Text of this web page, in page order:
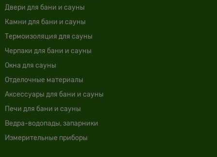
Двери для бани и сауны
Камни для бани и сауны
Термоизоляция для сауны
Черпаки для бани и сауны
Окна для сауны
Отделочные материалы
Аксессуары для бани и сауны
Печи для бани и сауны
Ведра-водопады, запарники
Измерительные приборы